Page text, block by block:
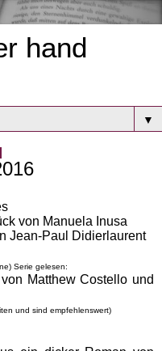
hand
▼
von Manuela Inusa
Jean-Paul Didierlaurent
Serie gelesen:
Matthew Costello und
und sind empfehlenswert)